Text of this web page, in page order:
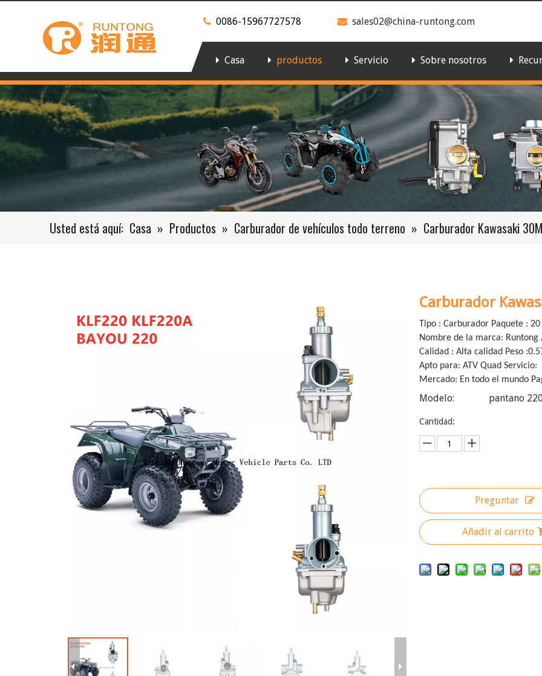
 0086-15967727578  sales02@china-runtong.com
Casa productos Servicio Sobre nosotros
Usted está aquí: Casa » Productos » Carburador de vehículos todo terreno » Carburador Kawasaki
Carburador
Tipo : Carburador Paquete :
Nombre de la marca:
Calidad : Alta calidad Peso
Apto para: ATV Quad Servicio:
Mercado: En todo el mundo
Modelo:
pantano
Cantidad:
Preguntar
Añadir al carrito